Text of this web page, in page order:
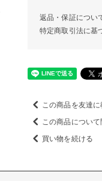
返品・保証につい
特定商取引法に基
この商品を友達
この商品につい
買い物を続ける